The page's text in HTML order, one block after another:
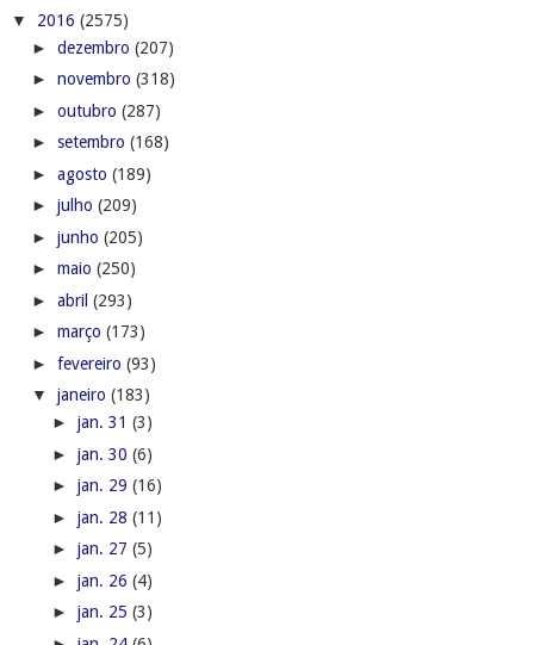
▼ 2016 (2575)
► dezembro (207)
► novembro (318)
► outubro (287)
► setembro (168)
► agosto (189)
► julho (209)
► junho (205)
► maio (250)
► abril (293)
► março (173)
► fevereiro (93)
▼ janeiro (183)
► jan. 31 (3)
► jan. 30 (6)
► jan. 29 (16)
► jan. 28 (11)
► jan. 27 (5)
► jan. 26 (4)
► jan. 25 (3)